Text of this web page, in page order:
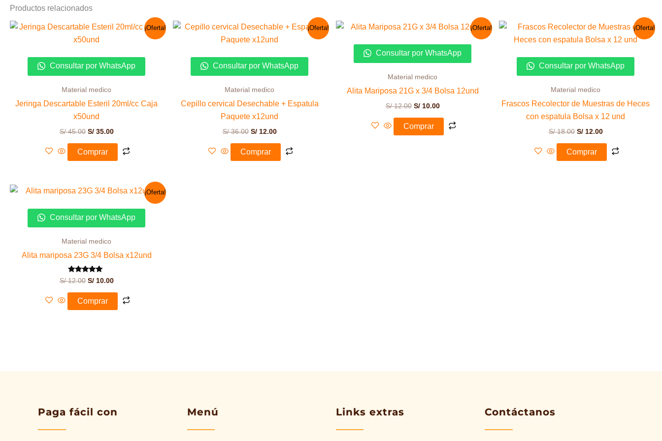
Productos relacionados
¡Oferta!
Consultar por WhatsApp
Material medico
Jeringa Descartable Esteril 20ml/cc Caja
x50und
S/45.00
El
original
S/ 45.00.
S/35.00
El
S/ 35.00.
Comprar
¡Oferta!
Consultar por WhatsApp
Material medico
Cepillo cervical Desechable + Espatula
Paquete x12und
S/36.00
El
original
S/ 36.00.
S/12.00
El
actual
S/ 12.00.
Comprar
¡Oferta!
Consultar por WhatsApp
Material medico
Alita Mariposa 21G x 3/4 Bolsa 12und
S/12.00
El
era:
S/ 12.00.
S/10.00
El
es:
S/ 10.00.
Comprar
¡Oferta!
Consultar por WhatsApp
Material medico
Frascos Recolector de Muestras de Heces
con espatula Bolsa x 12 und
S/18.00
El
original
S/ 18.00.
S/12.00
El
actual
S/ 12.00.
Comprar
¡Oferta!
Consultar por WhatsApp
Material medico
Alita mariposa 23G 3/4 Bolsa x12und
Valorado con
5.00
de 5
S/12.00
El
era:
S/ 12.00.
S/10.00
El
es:
S/ 10.00.
Comprar
Paga fácil con Menú Links extras Contáctanos